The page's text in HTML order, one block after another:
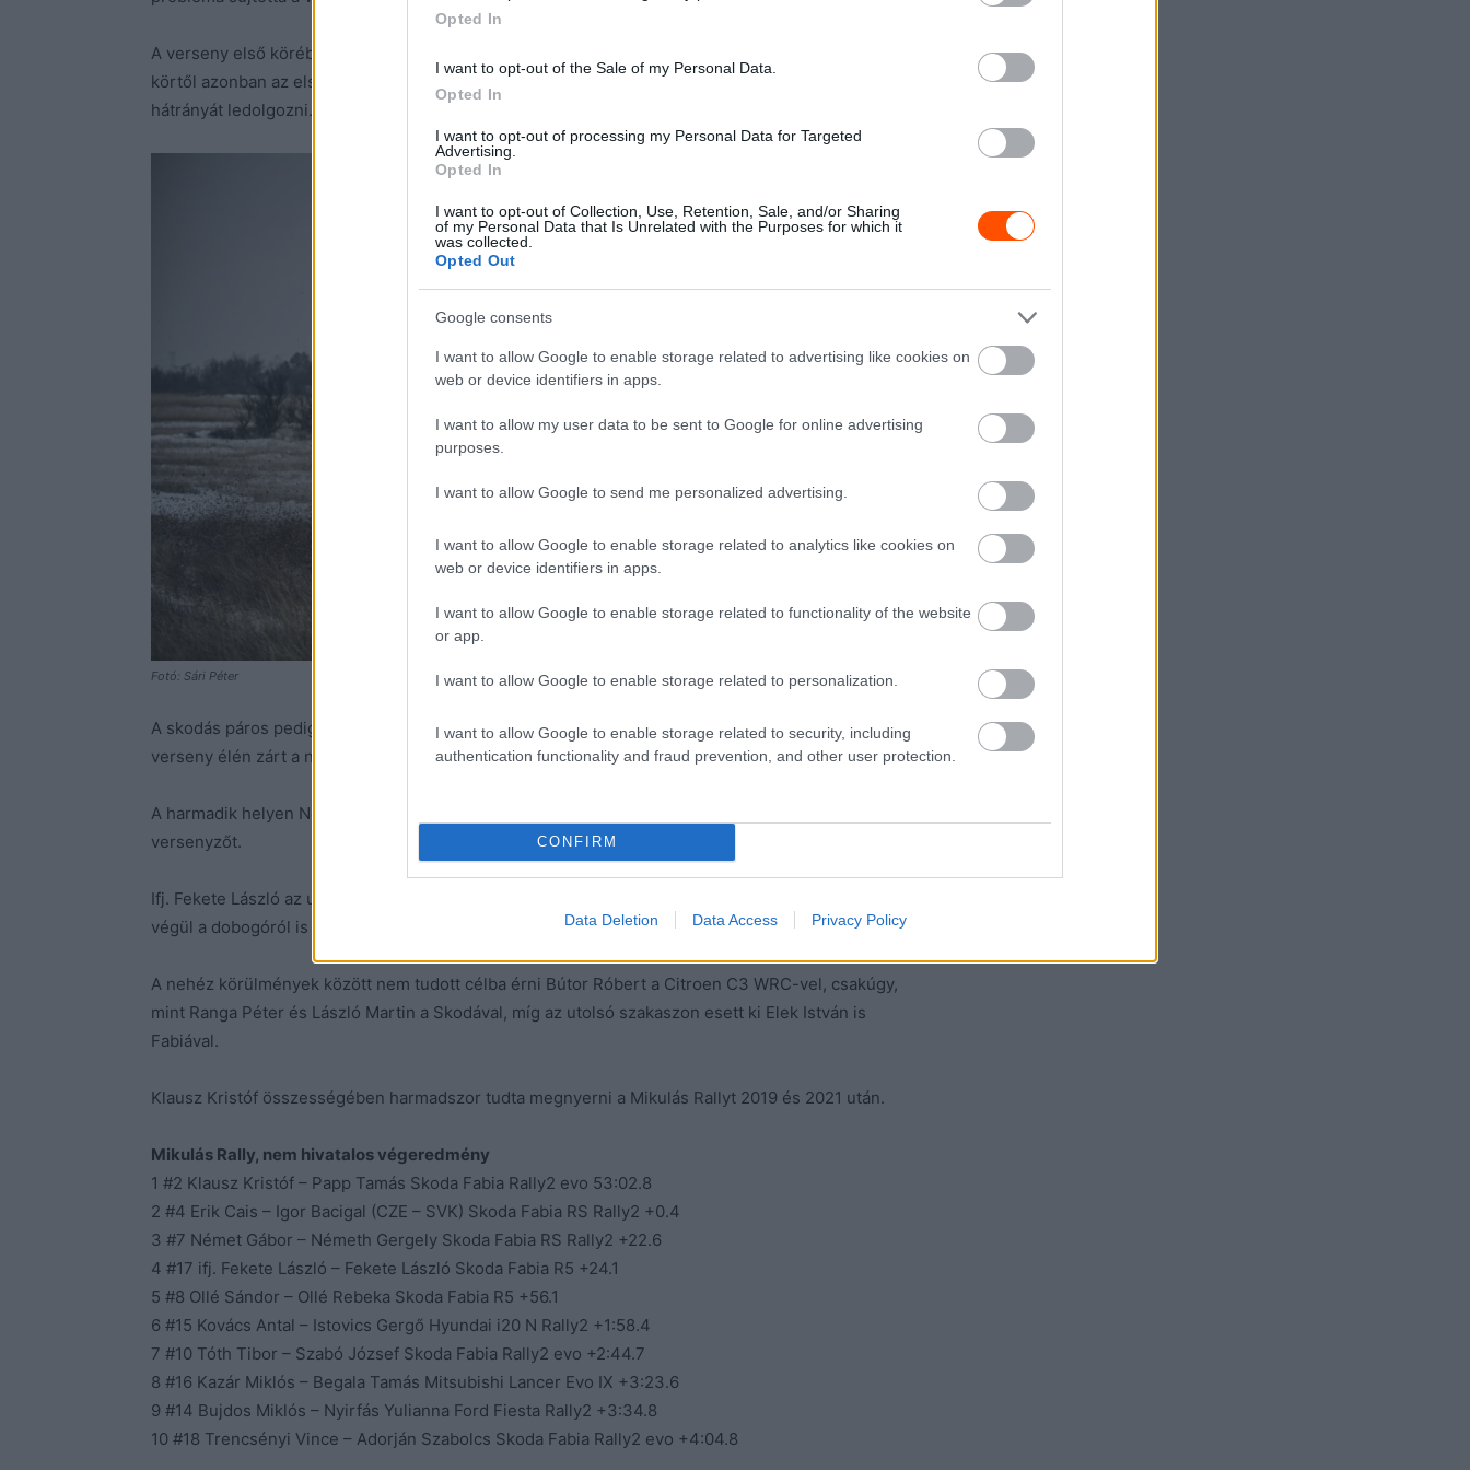
Opted In
I want to opt-out of the Sale of my Personal Data.
Opted In
I want to opt-out of processing my Personal Data for Targeted
Advertising.
Opted In
I want to opt-out of Collection, Use, Retention, Sale, and/or Sharing
of my Personal Data that Is Unrelated with the Purposes for which it
was collected.
Opted Out
Google consents
I want to allow Google to enable storage related to advertising like cookies on
web or device identifiers in apps.
I want to allow my user data to be sent to Google for online advertising
purposes.
I want to allow Google to send me personalized advertising.
I want to allow Google to enable storage related to analytics like cookies on
web or device identifiers in apps.
I want to allow Google to enable storage related to functionality of the website
or app.
I want to allow Google to enable storage related to personalization.
I want to allow Google to enable storage related to security, including
authentication functionality and fraud prevention, and other user protection.
CONFIRM
Data Deletion Data Access Privacy Policy
A verseny első körében még ifj. Fekete László és Fekete László volt a leggyorsabb, a második
körtől azonban az első két pályán nagy hátrányba kerülő Klausz Kristóf és Papp Tamás igyekezett
hátrányát ledolgozni.
Fotó: Sári Péter
A skodás páros pedig megnyerve a maradék három szakaszt végül 4 tizedmásodperc előnnyel a
verseny élén zárt a negyedik szakasz után még vezető Erik Cais előtt.
A harmadik helyen Német Gábor és Németh Gergely ért célba 22.2 másodperccel követve a cseh
versenyzőt.
Ifj. Fekete László az utolsó szakaszon 25.2 másodperccel elmaradt a legjobb eredménytől, így
végül a dobogóról is lemaradva a negyedik helyen zárt 1.5 másodperccel Német mögött.
A nehéz körülmények között nem tudott célba érni Bútor Róbert a Citroen C3 WRC-vel, csakúgy,
mint Ranga Péter és László Martin a Skodával, míg az utolsó szakaszon esett ki Elek István is
Fabiával.
Klausz Kristóf összességében harmadszor tudta megnyerni a Mikulás Rallyt 2019 és 2021 után.
Mikulás Rally, nem hivatalos végeredmény
1 #2 Klausz Kristóf – Papp Tamás Skoda Fabia Rally2 evo 53:02.8
2 #4 Erik Cais – Igor Bacigal (CZE – SVK) Skoda Fabia RS Rally2 +0.4
3 #7 Német Gábor – Németh Gergely Skoda Fabia RS Rally2 +22.6
4 #17 ifj. Fekete László – Fekete László Skoda Fabia R5 +24.1
5 #8 Ollé Sándor – Ollé Rebeka Skoda Fabia R5 +56.1
6 #15 Kovács Antal – Istovics Gergő Hyundai i20 N Rally2 +1:58.4
7 #10 Tóth Tibor – Szabó József Skoda Fabia Rally2 evo +2:44.7
8 #16 Kazár Miklós – Begala Tamás Mitsubishi Lancer Evo IX +3:23.6
9 #14 Bujdos Miklós – Nyirfás Yulianna Ford Fiesta Rally2 +3:34.8
10 #18 Trencsényi Vince – Adorján Szabolcs Skoda Fabia Rally2 evo +4:04.8